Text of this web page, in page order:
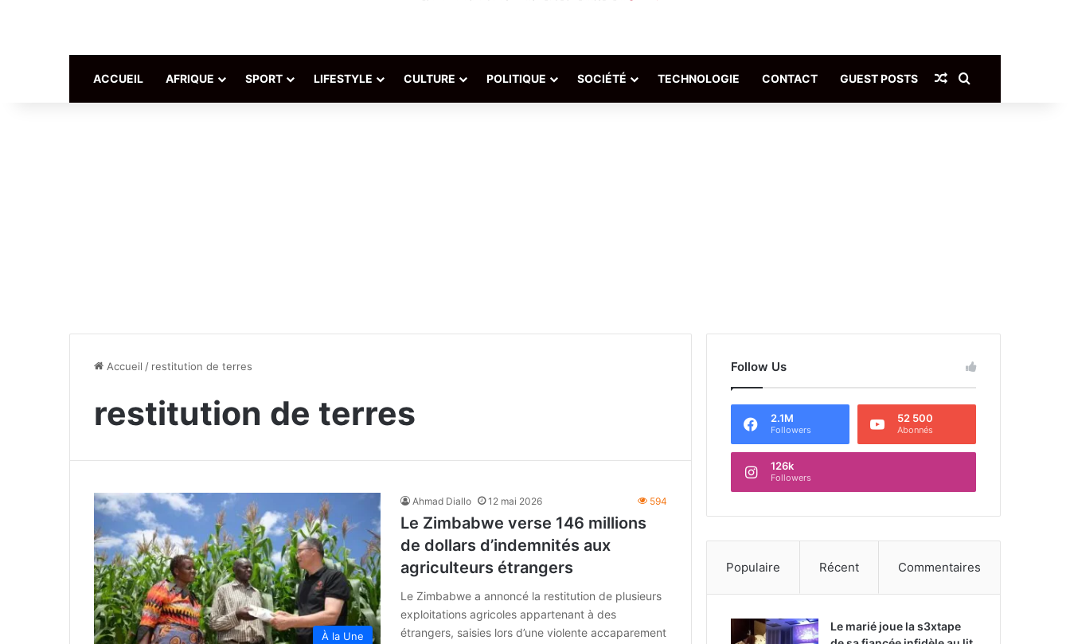
ACCUEIL AFRIQUE SPORT LIFESTYLE CULTURE POLITIQUE SOCIÉTÉ TECHNOLOGIE CONTACT GUEST POSTS Article Aléatoire
Accueil / restitution de terres
restitution de terres
À la Une
Ahmad Diallo 12 mai 2026 594
Le Zimbabwe verse 146 millions
de dollars d’indemnités aux
agriculteurs étrangers
Le Zimbabwe a annoncé la restitution de plusieurs
exploitations agricoles appartenant à des
étrangers, saisies lors d’une violente accaparement
Follow Us
2.1M
Followers
52 500
Abonnés
126k
Followers
Populaire Récent Commentaires
Le marié joue la s3xtape